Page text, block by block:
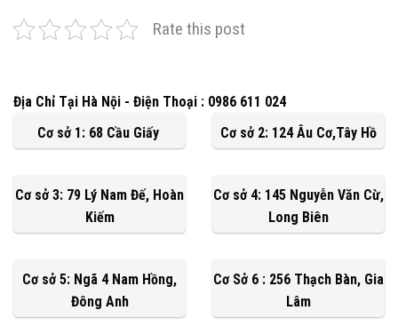
Rate this post
Địa Chỉ Tại Hà Nội - Điện Thoại : 0986 611 024
Cơ sở 1: 68 Cầu Giấy
Cơ sở 2: 124 Âu Cơ,Tây Hồ
Cơ sở 3: 79 Lý Nam Đế, Hoàn
Kiếm
Cơ sở 4: 145 Nguyễn Văn Cừ,
Long Biên
Cơ sở 5: Ngã 4 Nam Hồng,
Đông Anh
Cơ Sở 6 : 256 Thạch Bàn, Gia
Lâm